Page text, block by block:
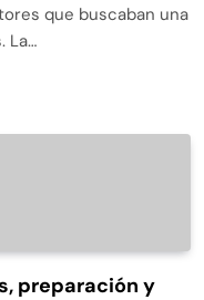
que buscaban una
La…
preparación y